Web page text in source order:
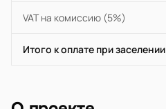
VAT на комиссию (5%)
Итого к оплате при заселении